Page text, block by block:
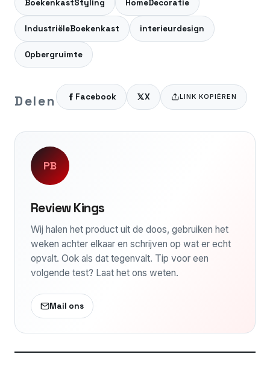
BoekenkastStyling HomeDecoratie
IndustriëleBoekenkast interieurdesign
Opbergruimte
Delen Facebook X LINK KOPIËREN
PB
Review Kings
Wij halen het product uit de doos, gebruiken het
weken achter elkaar en schrijven op wat er echt
opvalt. Ook als dat tegenvalt. Tip voor een
volgende test? Laat het ons weten.
Mail ons